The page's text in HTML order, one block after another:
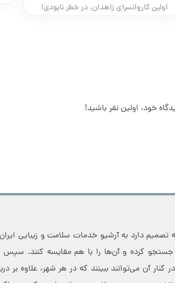
اولین کاروانسرای زاهدان، در خطر نابودی!
خود، اولین نفر باشید!
دارد به آرشیو خدمات سلامت و زیبایی ایران
کرده و آن‌ها را با هم مقایسه کنند. سپس
آن می‌توانند ببینند که در هر شهر، علاوه